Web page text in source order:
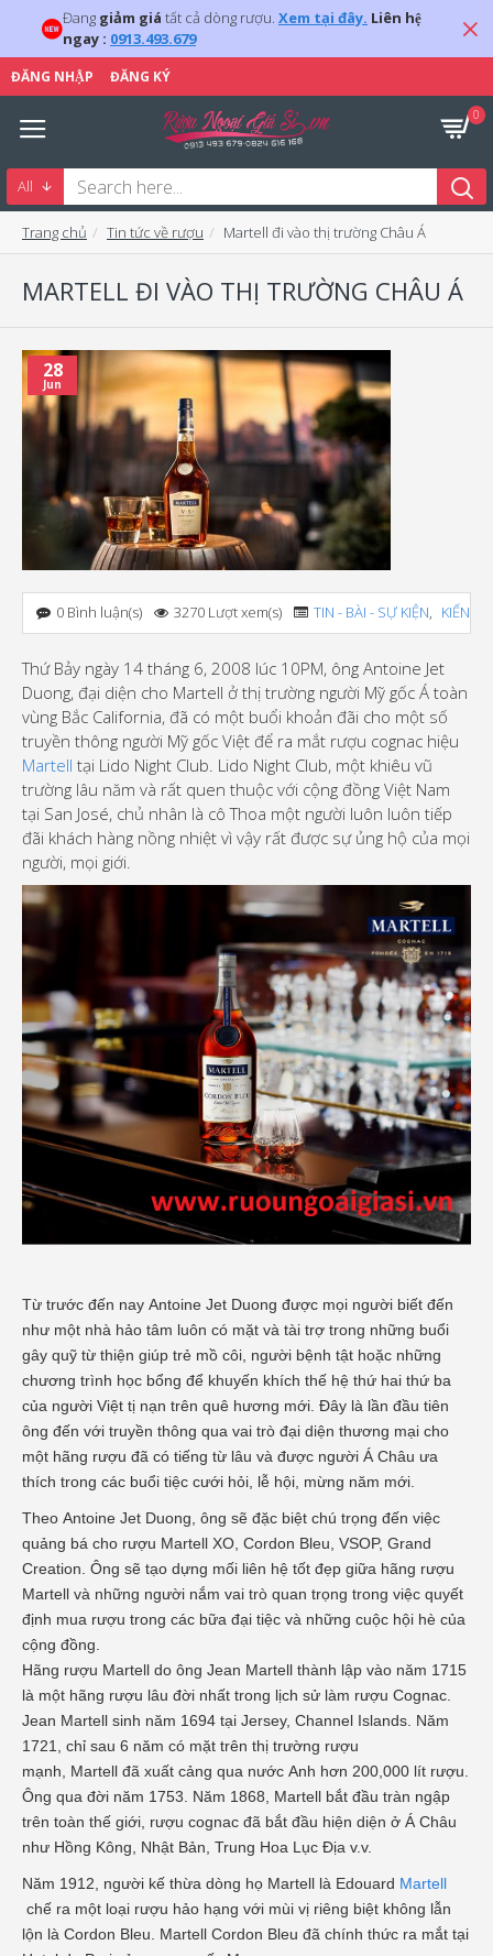
Đang giảm giá tất cả dòng rượu. Xem tại đây. Liên hệ
ngay : 0913.493.679
ĐĂNG NHẬP ĐĂNG KÝ
0
All
Trang chủ Tin tức về rượu Martell đi vào thị trường Châu Á
MARTELL ĐI VÀO THỊ TRƯỜNG CHÂU Á
28
Jun
0 Bình luận(s) 3270 Lượt xem(s) TIN - BÀI - SỰ KIỆN, KIẾN
Thứ Bảy ngày 14 tháng 6, 2008 lúc 10PM, ông Antoine Jet
Duong, đại diện cho Martell ở thị trường người Mỹ gốc Á toàn
vùng Bắc California, đã có một buổi khoản đãi cho một số
truyền thông người Mỹ gốc Việt để ra mắt rượu cognac hiệu
Martell tại Lido Night Club. Lido Night Club, một khiêu vũ
trường lâu năm và rất quen thuộc với cộng đồng Việt Nam
tại San José, chủ nhân là cô Thoa một người luôn luôn tiếp
đãi khách hàng nồng nhiệt vì vậy rất được sự ủng hộ của mọi
người, mọi giới.
Từ trước đến nay Antoine Jet Duong được mọi người biết đến
như một nhà hảo tâm luôn có mặt và tài trợ trong những buổi
gây quỹ từ thiện giúp trẻ mồ côi, người bệnh tật hoặc những
chương trình học bổng để khuyến khích thế hệ thứ hai thứ ba
của người Việt tị nạn trên quê hương mới. Đây là lần đầu tiên
ông đến với truyền thông qua vai trò đại diện thương mại cho
một hãng rượu đã có tiếng từ lâu và được người Á Châu ưa
thích trong các buổi tiệc cưới hỏi, lễ hội, mừng năm mới.
Theo Antoine Jet Duong, ông sẽ đặc biệt chú trọng đến việc
quảng bá cho rượu Martell XO, Cordon Bleu, VSOP, Grand
Creation. Ông sẽ tạo dựng mối liên hệ tốt đẹp giữa hãng rượu
Martell và những người nắm vai trò quan trọng trong việc quyết
định mua rượu trong các bữa đại tiệc và những cuộc hội hè của
cộng đồng.
Hãng rượu Martell do ông Jean Martell thành lập vào năm 1715
là một hãng rượu lâu đời nhất trong lịch sử làm rượu Cognac.
Jean Martell sinh năm 1694 tại Jersey, Channel Islands. Năm
1721, chỉ sau 6 năm có mặt trên thị trường rượu
mạnh, Martell đã xuất cảng qua nước Anh hơn 200,000 lít rượu.
Ông qua đời năm 1753. Năm 1868, Martell bắt đầu tràn ngập
trên toàn thế giới, rượu cognac đã bắt đầu hiện diện ở Á Châu
như Hồng Kông, Nhật Bản, Trung Hoa Lục Địa v.v.
Năm 1912, người kế thừa dòng họ Martell là Edouard Martell
chế ra một loại rượu hảo hạng với mùi vị riêng biệt không lẫn
lộn là Cordon Bleu. Martell Cordon Bleu đã chính thức ra mắt tại